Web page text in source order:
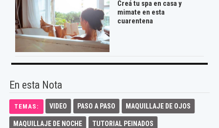
Creá tu spa en casa y
mimate en esta
cuarentena
En esta Nota
TEMAS: VIDEO PASO A PASO MAQUILLAJE DE OJOS
MAQUILLAJE DE NOCHE TUTORIAL PEINADOS